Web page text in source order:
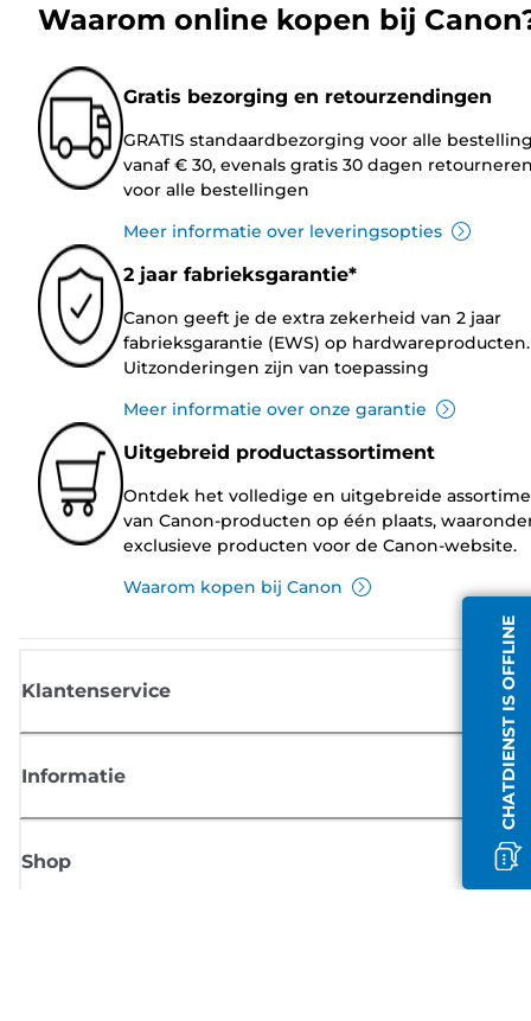
CHATDIENST IS OFFLINE
Waarom online kopen bij
Gratis bezorging en retourzendingen
GRATIS standaardbezorging voor alle
vanaf € 30, evenals gratis 30 dagen
voor alle bestellingen
Meer informatie over leveringsopties
2 jaar fabrieksgarantie*
Canon geeft je de extra zekerheid van 2 jaar
fabrieksgarantie (EWS) op hardwareproducten.
Uitzonderingen zijn van toepassing
Meer informatie over onze garantie
Uitgebreid productassortiment
Ontdek het volledige en uitgebreide
van Canon-producten op één plaats,
exclusieve producten voor de Canon-website.
Waarom kopen bij Canon
Klantenservice
Informatie
Shop